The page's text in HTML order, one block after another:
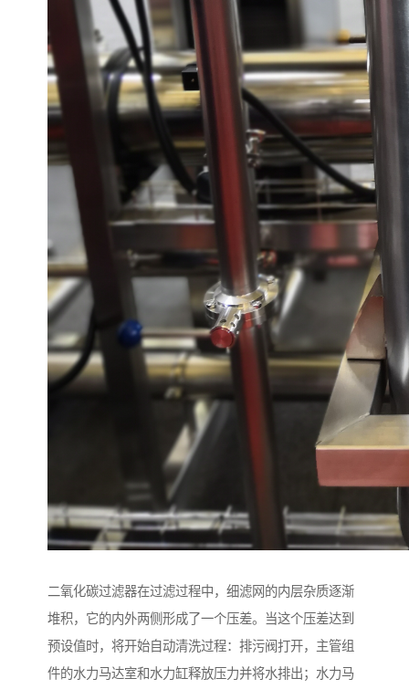
二氧化碳过滤器在过滤过程中，细滤网的内层杂质逐渐
堆积，它的内外两侧形成了一个压差。当这个压差达到
预设值时，将开始自动清洗过程：排污阀打开，主管组
件的水力马达室和水力缸释放压力并将水排出；水力马